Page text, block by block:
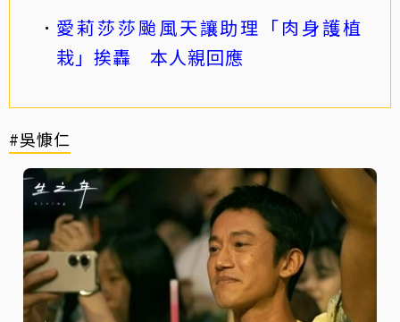
愛莉莎莎颱風天讓助理「肉身護植
栽」挨轟 本人親回應
#吳慷仁